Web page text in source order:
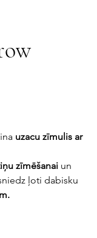
uzacu zīmulis ar
zīmēšanai un
ļoti dabisku